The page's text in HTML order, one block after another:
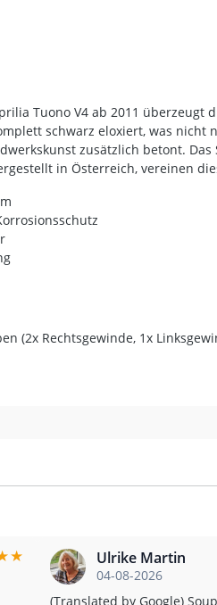
Tuono V4 ab 2011
schwarz eloxiert, was
zusätzlich betont.
in Österreich, vereinen
(2x Rechtsgewinde, 1x
★ Ulrike Martin
04-08-2026